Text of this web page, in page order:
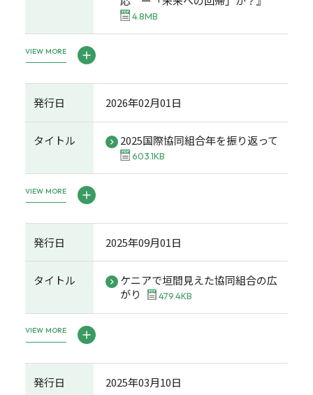
4.8MB
VIEW MORE
発行日 2026年02月01日
タイトル 2025国際協同組合年を振り返って
603.1KB
VIEW MORE
発行日 2025年09月01日
タイトル
ケニアで垣間見えた協同組合の広
がり
479.4KB
VIEW MORE
発行日 2025年03月10日